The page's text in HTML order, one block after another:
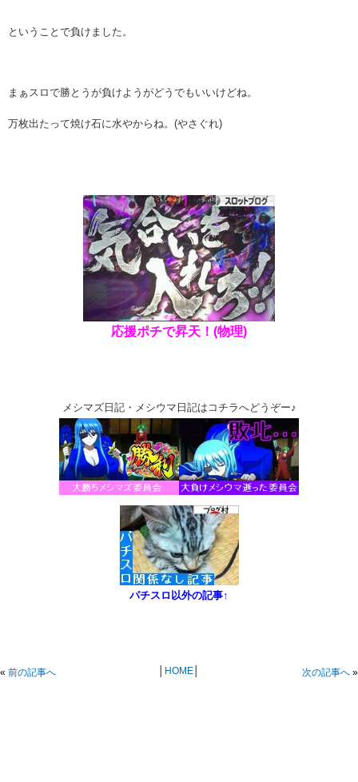
ということで負けました。
まぁスロで勝とうが負けようがどうでもいいけどね。
万枚出たって焼け石に水やからね。(やさぐれ)
応援ポチで昇天！(物理)
メシマズ日記・メシウマ日記はコチラへどうぞー♪
パチスロ以外の記事↑
« 前の記事へ HOME│ 次の記事へ »